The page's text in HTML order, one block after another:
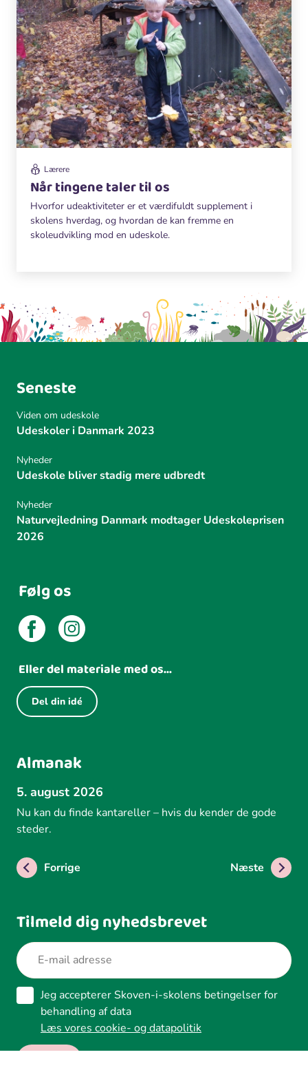
Lærere
Når tingene taler til os
Hvorfor udeaktiviteter er et værdifuldt supplement i
skolens hverdag, og hvordan de kan fremme en
skoleudvikling mod en udeskole.
Seneste
Viden om udeskole
Udeskoler i Danmark 2023
Nyheder
Udeskole bliver stadig mere udbredt
Nyheder
Naturvejledning Danmark modtager Udeskoleprisen
2026
Følg os
Eller del materiale med os...
Del din idé
Almanak
5. august 2026
Nu kan du finde kantareller – hvis du kender de gode
steder.
Forrige Næste
Tilmeld dig nyhedsbrevet
Jeg accepterer Skoven-i-skolens betingelser for
behandling af data
Læs vores cookie- og datapolitik